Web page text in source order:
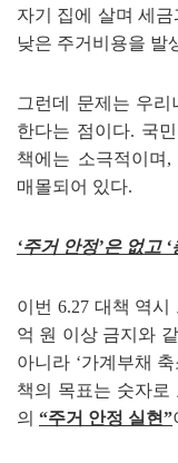
자기 집에 살며 세
낮은 주거비용을 발
그런데 문제는 우
한다는 점이다. 국
책에는 소극적이며 ,
매몰되어 있다.
‘주거 안정’은 없고 ‘
이번 6.27 대책 역시
억 원 이상 금지와
아니라 ‘가계부채 축
책의 목표는 숫자로
의 “주거 안정 실현”